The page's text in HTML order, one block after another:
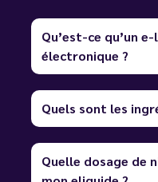
Qu’est-ce qu’un
électronique ?
Quels sont les
Quelle dosage de